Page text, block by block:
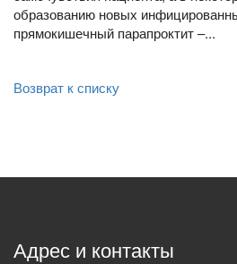
образованию новых
прямокишечный парапроктит –...
Возврат к списку
Адрес и контакты